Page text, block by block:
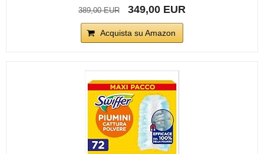
389,00 EUR 349,00 EUR
Acquista su Amazon